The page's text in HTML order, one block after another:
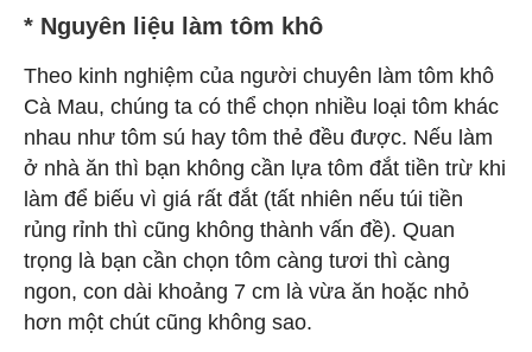
* Nguyên liệu làm tôm khô
Theo kinh nghiệm của người chuyên làm tôm khô
Cà Mau, chúng ta có thể chọn nhiều loại tôm khác
nhau như tôm sú hay tôm thẻ đều được. Nếu làm
ở nhà ăn thì bạn không cần lựa tôm đắt tiền trừ khi
làm để biếu vì giá rất đắt (tất nhiên nếu túi tiền
rủng rỉnh thì cũng không thành vấn đề). Quan
trọng là bạn cần chọn tôm càng tươi thì càng
ngon, con dài khoảng 7 cm là vừa ăn hoặc nhỏ
hơn một chút cũng không sao.